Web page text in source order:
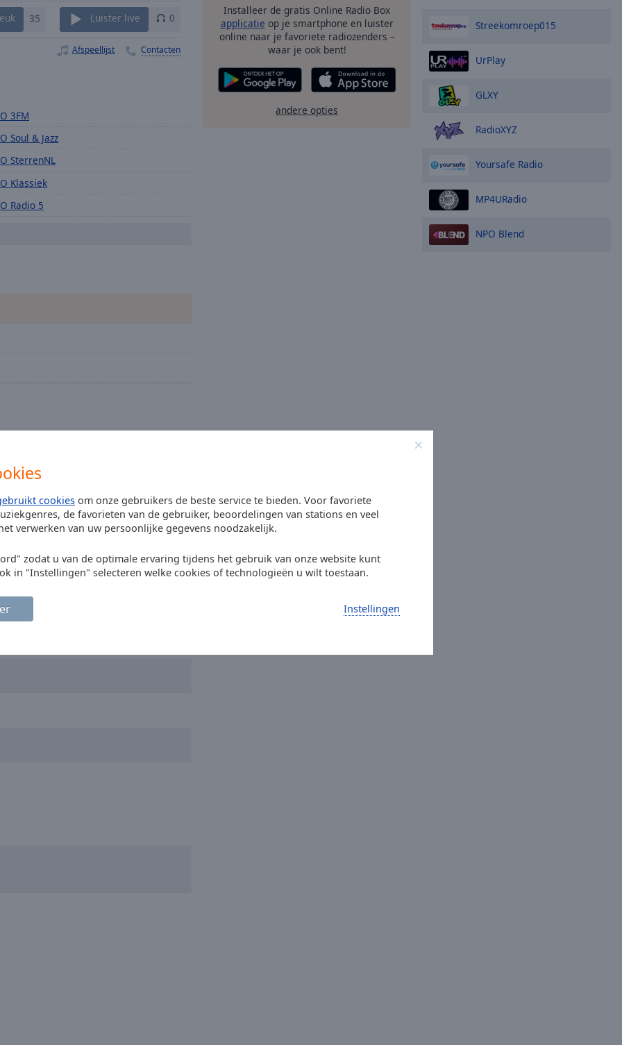
cookies om onze gebruikers de beste service te bieden. Voor favoriete
de favorieten van de gebruiker, beoordelingen van stations en veel
verwerken van uw persoonlijke gegevens noodzakelijk.
zodat u van de optimale ervaring tijdens het gebruik van onze website kunt
in "Instellingen" selecteren welke cookies of technologieën u wilt toestaan.
Instellingen
35 Luister live 0
Afspeellijst Contacten
3FM
Soul & Jazz
SterrenNL
Klassiek
Radio 5
Installeer de gratis Online Radio Box
applicatie op je smartphone en luister
online naar je favoriete radiozenders –
waar je ook bent!
andere opties
Streekomroep015
UrPlay
GLXY
RadioXYZ
Yoursafe Radio
MP4URadio
NPO Blend